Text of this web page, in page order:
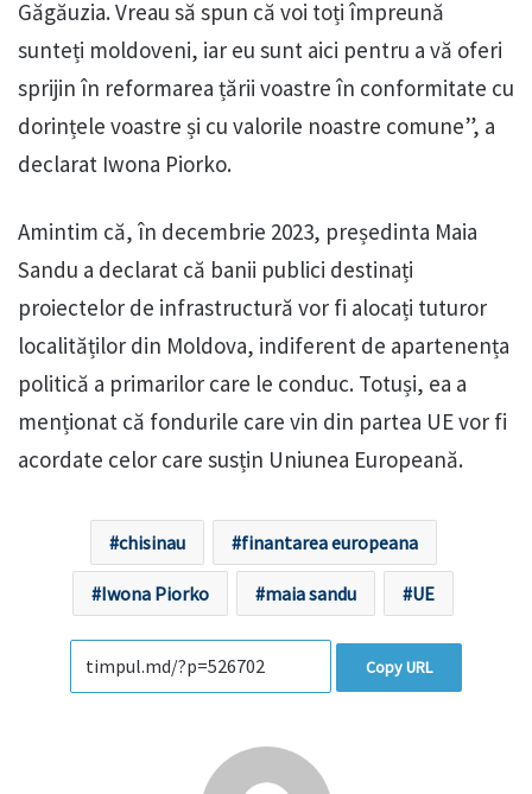
Găgăuzia. Vreau să spun că voi toți împreună
sunteți moldoveni, iar eu sunt aici pentru a vă oferi
sprijin în reformarea țării voastre în conformitate cu
dorințele voastre și cu valorile noastre comune”, a
declarat Iwona Piorko.
Amintim că, în decembrie 2023, președinta Maia
Sandu a declarat că banii publici destinați
proiectelor de infrastructură vor fi alocați tuturor
localităților din Moldova, indiferent de apartenența
politică a primarilor care le conduc. Totuși, ea a
menționat că fondurile care vin din partea UE vor fi
acordate celor care susțin Uniunea Europeană.
chisinau finantarea europeana
Iwona Piorko maia sandu UE
Copy URL